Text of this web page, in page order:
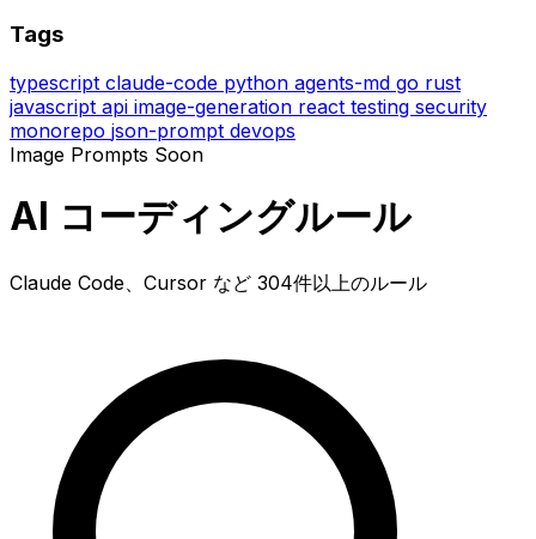
Tags
typescript claude-code python agents-md go rust
javascript api image-generation react testing security
monorepo json-prompt devops
Image Prompts Soon
AI コーディングルール
Claude Code、Cursor など 304件以上のルール